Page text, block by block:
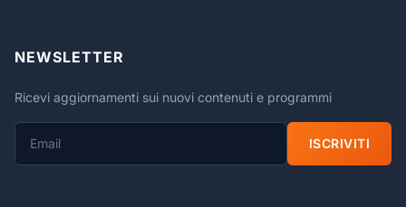
NEWSLETTER
Ricevi aggiornamenti sui nuovi contenuti e programmi
ISCRIVITI